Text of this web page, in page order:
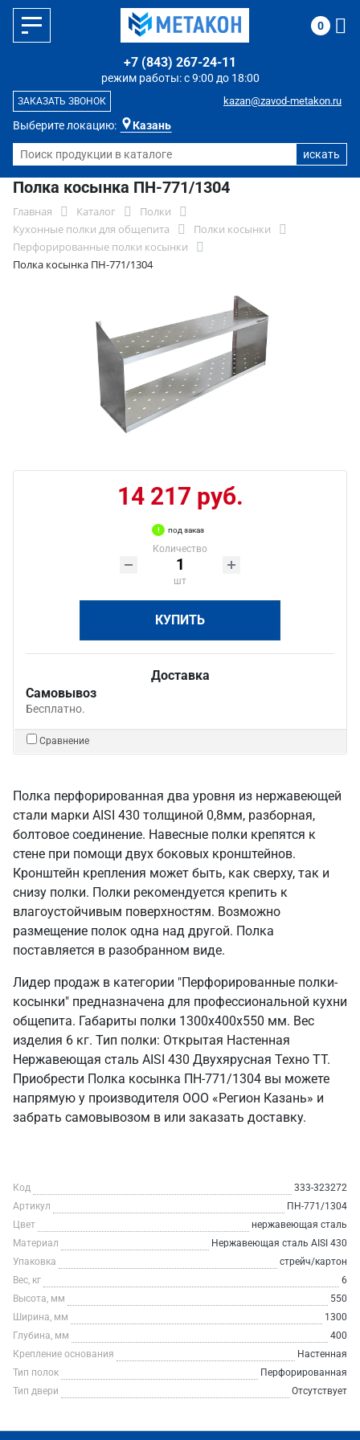
Выберите локацию: Казань
режим работы: с 9:00 до 18:00
+7 (843) 267-24-11
kazan@zavod-metakon.ru
ЗАКАЗАТЬ ЗВОНОК
0
Полка косынка ПН-771/1304
Главная Каталог
Полки
Кухонные полки для общепита
Полки косынки
Перфорированные полки косынки
Полка косынка ПН-771/1304
14 217 руб.
под заказ
Количество
шт
КУПИТЬ
Доставка
Самовывоз
Бесплатно.
Сравнение
Полка перфорированная два уровня из нержавеющей
стали марки AISI 430 толщиной 0,8мм, разборная,
болтовое соединение. Навесные полки крепятся к
стене при помощи двух боковых кронштейнов.
Кронштейн крепления может быть, как сверху, так и
снизу полки. Полки рекомендуется крепить к
влагоустойчивым поверхностям. Возможно
размещение полок одна над другой. Полка
поставляется в разобранном виде.
Лидер продаж в категории "Перфорированные полки-
косынки" предназначена для профессиональной кухни
общепита. Габариты полки 1300х400х550 мм. Вес
изделия 6 кг. Тип полки: Открытая Настенная
Нержавеющая сталь AISI 430 Двухярусная Техно ТТ.
Приобрести Полка косынка ПН-771/1304 вы можете
напрямую у производителя ООО «Регион Казань» и
забрать самовывозом в или заказать доставку.
Код
333-323272
Артикул
ПН-771/1304
Цвет
нержавеющая сталь
Материал
Нержавеющая сталь AISI 430
Упаковка
стрейч/картон
Вес, кг
6
Высота, мм
550
Ширина, мм
1300
Глубина, мм
400
Крепление основания
Настенная
Тип полок
Перфорированная
Тип двери
Отсутствует